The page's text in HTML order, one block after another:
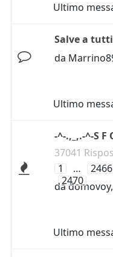
Ultimo
Salve a tutti
da
Ultimo
-^-.,_,.-^-S F
37041
1
… 2466
2470
dadomovoy,
Ultimo